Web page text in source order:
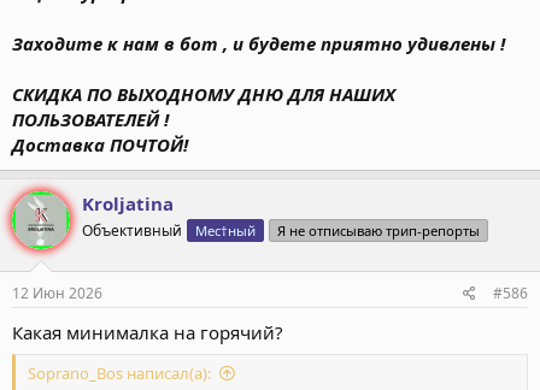
Заходите к нам в бот , и будете приятно удивлены !
СКИДКА ПО ВЫХОДНОМУ ДНЮ ДЛЯ НАШИХ
ПОЛЬЗОВАТЕЛЕЙ !
Доставка ПОЧТОЙ!
Kroljatina
Объективный Мес†ный Я не отписываю трип-репорты
12 Июн 2026 #586
Какая минималка на горячий?
Soprano_Bos написал(а):